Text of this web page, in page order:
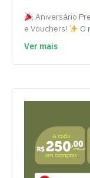
Aniversário
e Vouchers!
O
Ver mais